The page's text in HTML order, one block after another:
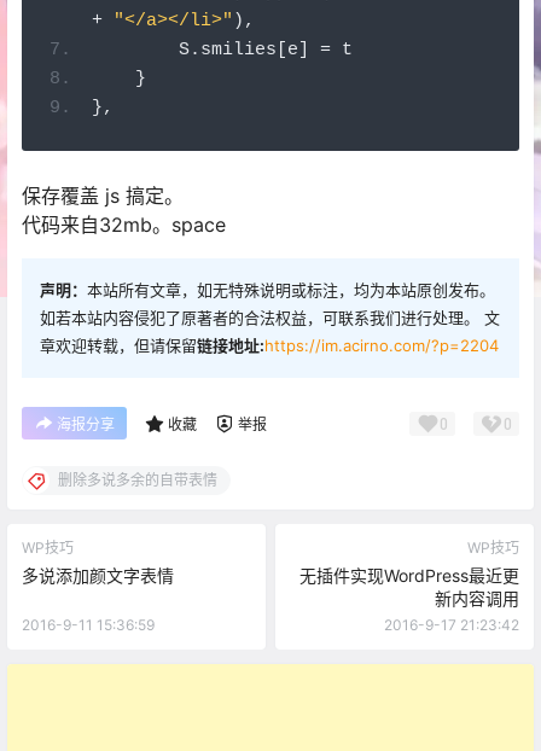
+
"</a></li>" ),
        S
. smilies e = t
}
},
保存覆盖 js 搞定。
代码来自32mb。space
声明： 本站所有文章，如无特殊说明或标注，均为本站原创发布。
如若本站内容侵犯了原著者的合法权益，可联系我们进行处理。 文
章欢迎转载，但请保留链接地址:https://im.acirno.com/?p=2204
海报分享 收藏 举报 0 0
删除多说多余的自带表情
WP技巧
多说添加颜文字表情
2016-9-11 15:36:59
WP技巧
无插件实现WordPress最近更
新内容调用
2016-9-17 21:23:42